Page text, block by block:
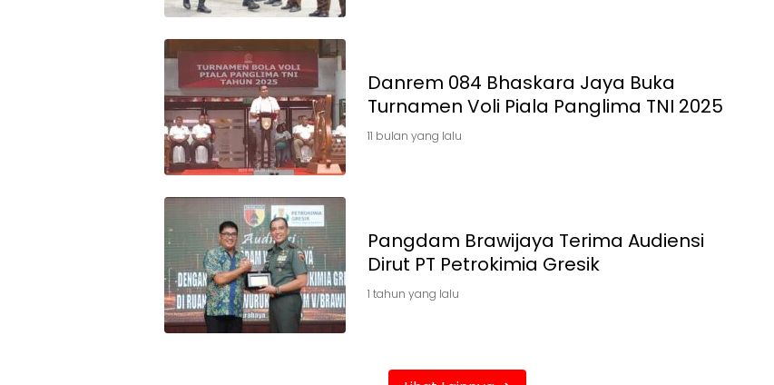
Danrem 084 Bhaskara Jaya Buka
Turnamen Voli Piala Panglima TNI 2025
11 bulan yang lalu
Pangdam Brawijaya Terima Audiensi
Dirut PT Petrokimia Gresik
1 tahun yang lalu